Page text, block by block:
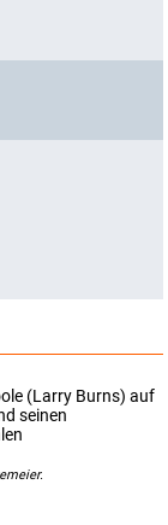
(Larry Burns) auf
seinen